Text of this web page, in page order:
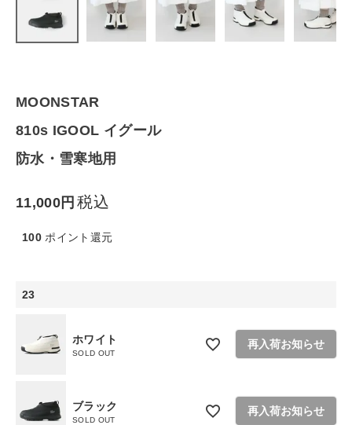
ナチュラル服
生活雑貨
食品
ブランド
特集
お問い合わせ
MOONSTAR
810s IGOOL イグール
防水・雪寒地用
11,000 税込
100 ポイント還元
23
ホワイト
SOLD OUT
再入荷お知らせ
ブラック
SOLD OUT
再入荷お知らせ